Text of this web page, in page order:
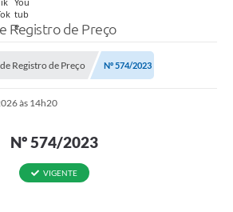
Registro de Preço
Registro de Preço Nº 574/2023
às 14h20
Nº 574/2023
VIGENTE